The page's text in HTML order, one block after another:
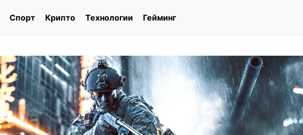
Спорт Крипто Технологии Гейминг